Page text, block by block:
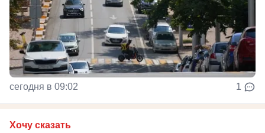
сегодня в 09:02 1
Хочу сказать